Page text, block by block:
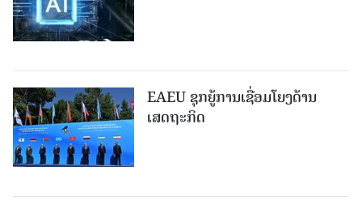
EAEU ຊຸກຍູ້ການເຊື່ອມໂຍງດ້ານ
ເສດຖະກິດ